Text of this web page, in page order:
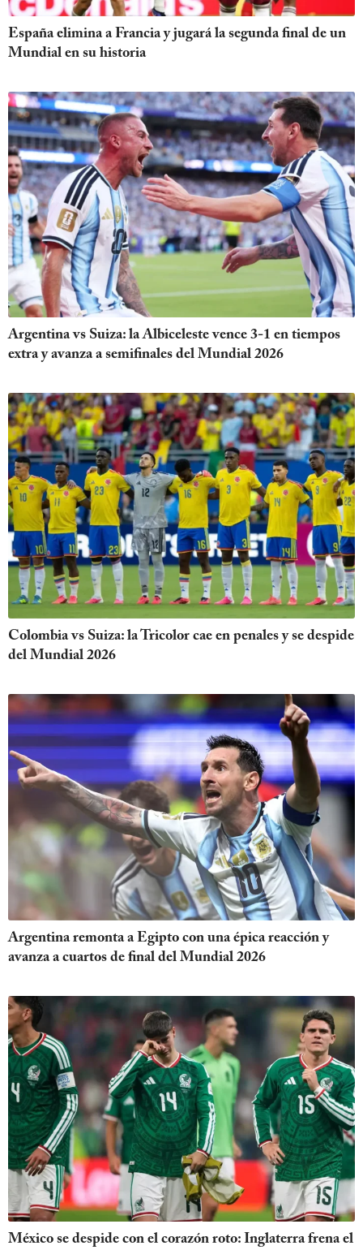
España elimina a Francia y jugará la segunda final de un
Mundial en su historia
Argentina vs Suiza: la Albiceleste vence 3-1 en tiempos
extra y avanza a semifinales del Mundial 2026
Colombia vs Suiza: la Tricolor cae en penales y se despide
del Mundial 2026
Argentina remonta a Egipto con una épica reacción y
avanza a cuartos de final del Mundial 2026
México se despide con el corazón roto: Inglaterra frena el